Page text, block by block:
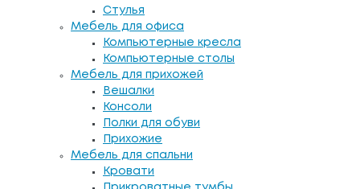
Стулья
Мебель для офиса
Компьютерные кресла
Компьютерные столы
Мебель для прихожей
Вешалки
Консоли
Полки для обуви
Прихожие
Мебель для спальни
Кровати